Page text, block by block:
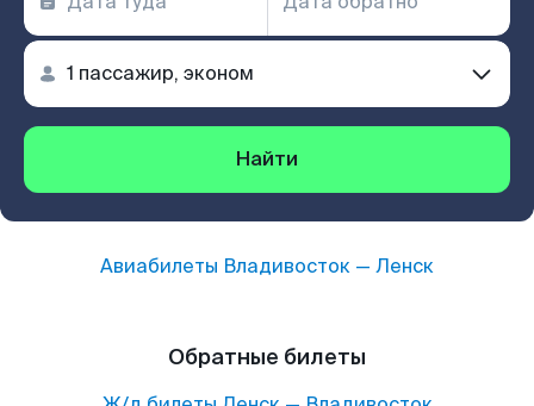
Найти
Авиабилеты Владивосток — Ленск
Обратные билеты